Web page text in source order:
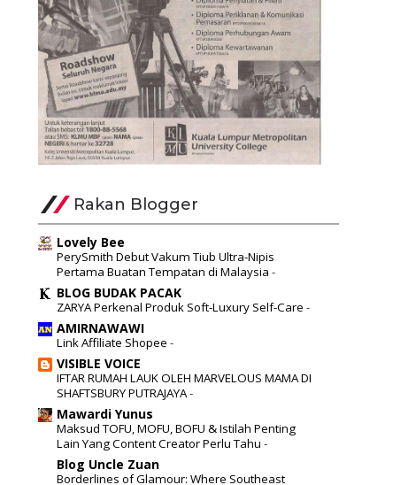
Rakan Blogger
Lovely Bee
PerySmith Debut Vakum Tiub Ultra-Nipis
Pertama Buatan Tempatan di Malaysia -
BLOG BUDAK PACAK
ZARYA Perkenal Produk Soft-Luxury Self-Care -
AMIRNAWAWI
Link Affiliate Shopee -
VISIBLE VOICE
IFTAR RUMAH LAUK OLEH MARVELOUS MAMA DI
SHAFTSBURY PUTRAJAYA-
Mawardi Yunus
Maksud TOFU, MOFU, BOFU & Istilah Penting
Lain Yang Content Creator Perlu Tahu -
Blog Uncle Zuan
Borderlines of Glamour: Where Southeast